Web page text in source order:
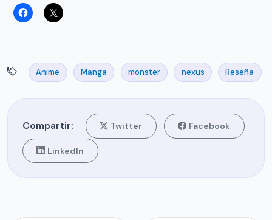
Anime Manga monster nexus Reseña
Compartir: Twitter Facebook
LinkedIn